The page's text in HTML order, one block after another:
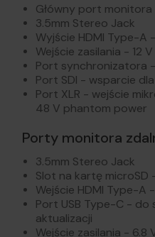
Główny port monitora
3.5mm Stereo Jack
Wyjście HDMI Type-
Wejście zasilania - 12
Port synchronizatora
Port SDI - wsparcie
Port XLR - wejście
48 V phantom power
Porty monitora
3.5mm Stereo Jack
Slot na kartę microSD
Wejście HDMI Type-
Port USB Type-C - do
aktualizacji
Wejście zasilania - 6.8